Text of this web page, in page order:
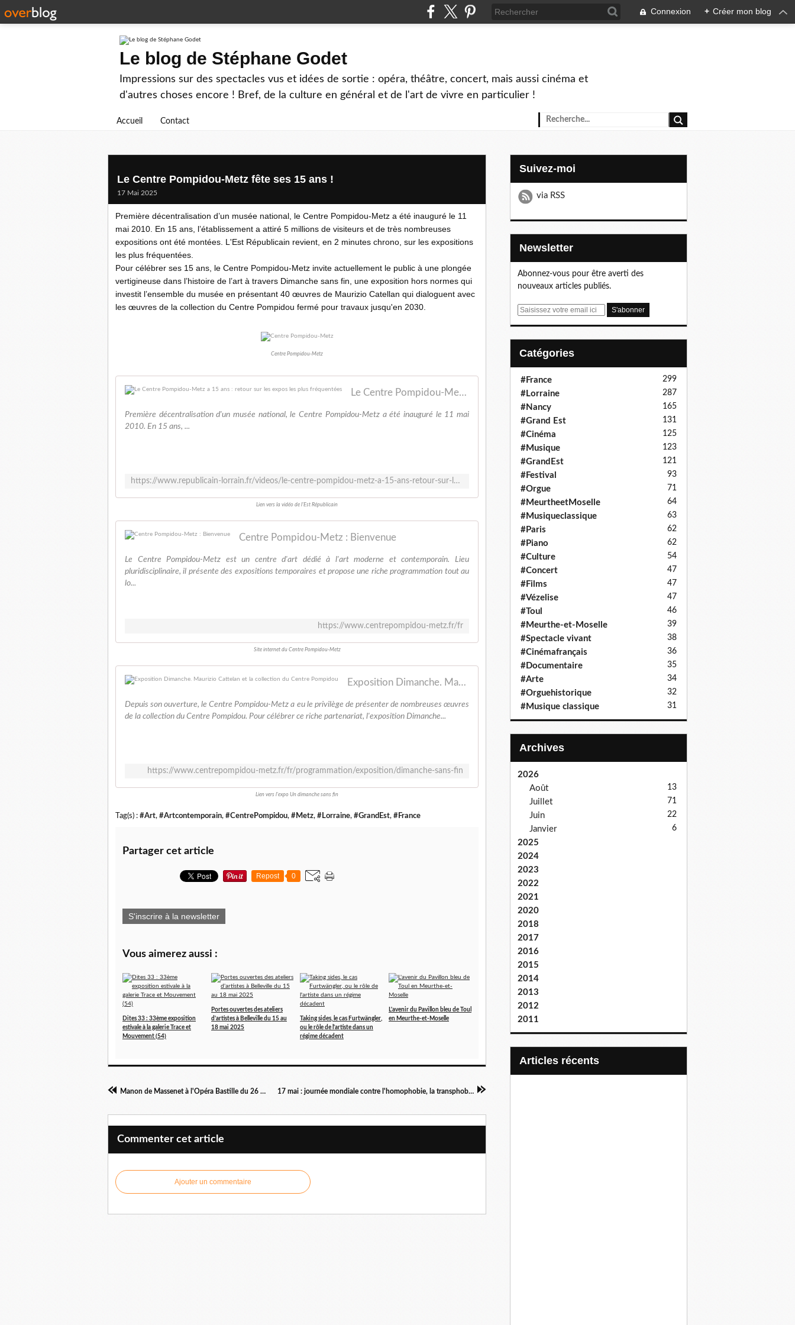
Connexion + Créer mon blog
Le blog de Stéphane Godet
Impressions sur des spectacles vus et idées de sortie : opéra, théâtre, concert, mais aussi cinéma et
d'autres choses encore ! Bref, de la culture en général et de l'art de vivre en particulier !
Accueil Contact
Le Centre Pompidou-Metz fête ses 15 ans !
17 Mai 2025
Première décentralisation d’un musée national, le Centre Pompidou-Metz a été inauguré le 11
mai 2010. En 15 ans, l’établissement a attiré 5 millions de visiteurs et de très nombreuses
expositions ont été montées. L'Est Républicain revient, en 2 minutes chrono, sur les expositions
les plus fréquentées.
Pour célébrer ses 15 ans, le Centre Pompidou-Metz invite actuellement le public à une plongée
vertigineuse dans l’histoire de l’art à travers Dimanche sans fin, une exposition hors normes qui
investit l’ensemble du musée en présentant 40 œuvres de Maurizio Catellan qui dialoguent avec
les œuvres de la collection du Centre Pompidou fermé pour travaux jusqu'en 2030.
Centre Pompidou-Metz
Le Centre Pompidou-Metz a 15 ans : retour sur les expos les plus fréquentées
Première décentralisation d'un musée national, le Centre Pompidou-Metz a été inauguré le 11 mai
2010. En 15 ans, ...
https://www.republicain-lorrain.fr/videos/le-centre-pompidou-metz-a-15-ans-retour-sur-les-expos-les-plus-frequentees-xf3frp5
Lien vers la vidéo de l'Est Républicain
Centre Pompidou-Metz : Bienvenue
Le Centre Pompidou-Metz est un centre d'art dédié à l'art moderne et contemporain. Lieu
pluridisciplinaire, il présente des expositions temporaires et propose une riche programmation tout au
lo...
https://www.centrepompidou-metz.fr/fr
Site internet du Centre Pompidou-Metz
Exposition Dimanche. Maurizio Cattelan et la collection du Centre Pompidou
Depuis son ouverture, le Centre Pompidou-Metz a eu le privilège de présenter de nombreuses œuvres
de la collection du Centre Pompidou. Pour célébrer ce riche partenariat, l'exposition Dimanche...
https://www.centrepompidou-metz.fr/fr/programmation/exposition/dimanche-sans-fin
Lien vers l'expo Un dimanche sans fin
Tag(s) : #Art, #Artcontemporain, #CentrePompidou, #Metz, #Lorraine, #GrandEst, #France
Partager cet article
Repost 0
S'inscrire à la newsletter
Vous aimerez aussi :
Dites 33 : 33ème exposition
estivale à la galerie Trace et
Mouvement (54)
Portes ouvertes des ateliers
d'artistes à Belleville du 15 au
18 mai 2025
Taking sides, le cas Furtwängler,
ou le rôle de l'artiste dans un
régime décadent
L'avenir du Pavillon bleu de Toul
en Meurthe-et-Moselle
Manon de Massenet à l'Opéra Bastille du 26 mai au 20 juin 17 mai : journée mondiale contre l'homophobie, la transphobie et la biphobie
Commenter cet article
Ajouter un commentaire
Suivez-moi
via RSS
Newsletter
Abonnez-vous pour être averti des
nouveaux articles publiés.
E
Catégories
#France 299
#Lorraine 287
#Nancy 165
#Grand Est 131
#Cinéma 125
#Musique 123
#GrandEst 121
#Festival 93
#Orgue 71
#MeurtheetMoselle 64
#Musiqueclassique 63
#Paris 62
#Piano 62
#Culture 54
#Concert 47
#Films 47
#Vézelise 47
#Toul 46
#Meurthe-et-Moselle 39
#Spectacle vivant 38
#Cinémafrançais 36
#Documentaire 35
#Arte 34
#Orguehistorique 32
#Musique classique 31
Archives
2026
Août
13
Juillet 71
Juin 22
Janvier 6
2025
2024
2023
2022
2021
2020
2018
2017
2016
2015
2014
2013
2012
2011
articles récents